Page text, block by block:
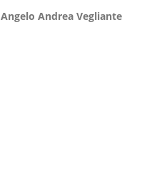
Angelo Andrea Vegliante